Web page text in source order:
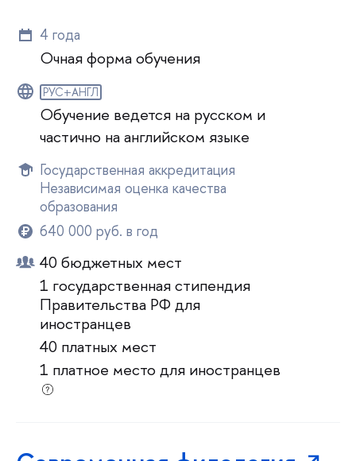
4 года
Очная форма обучения
РУС+АНГЛ
Обучение ведется на русском и
частично на английском языке
Государственная аккредитация
Независимая оценка качества
образования
640 000 руб. в год
40 бюджетных мест
1 государственная стипендия
Правительства РФ для
иностранцев
40 платных мест
1 платное место для иностранцев